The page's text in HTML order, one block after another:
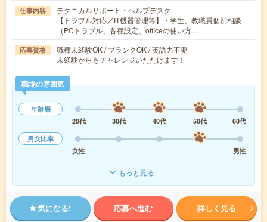
仕事内容
テクニカルサポート・ヘルプデスク
【トラブル対応／IT機器管理等】・学生、教職員個別相談
（PCトラブル、各種設定、officeの使い方…
応募資格
職種未経験OK / ブランクOK / 英語力不要
未経験からもチャレンジいただけます！
職場の雰囲気
年齢層
20代
30代 40代 50代
60代
男女比率
女性
男性
もっと見る
気になる! 応募へ進む 詳しく見る